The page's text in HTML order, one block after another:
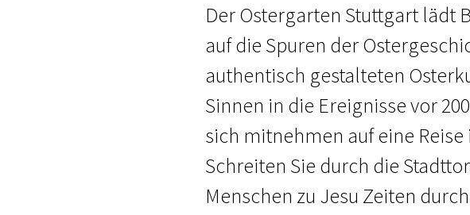
Der Ostergarten Stuttgart lädt
auf die Spuren der
authentisch gestalteten
Sinnen in die Ereignisse vor
sich mitnehmen auf eine
Schreiten Sie durch die
Menschen zu Jesu Zeiten